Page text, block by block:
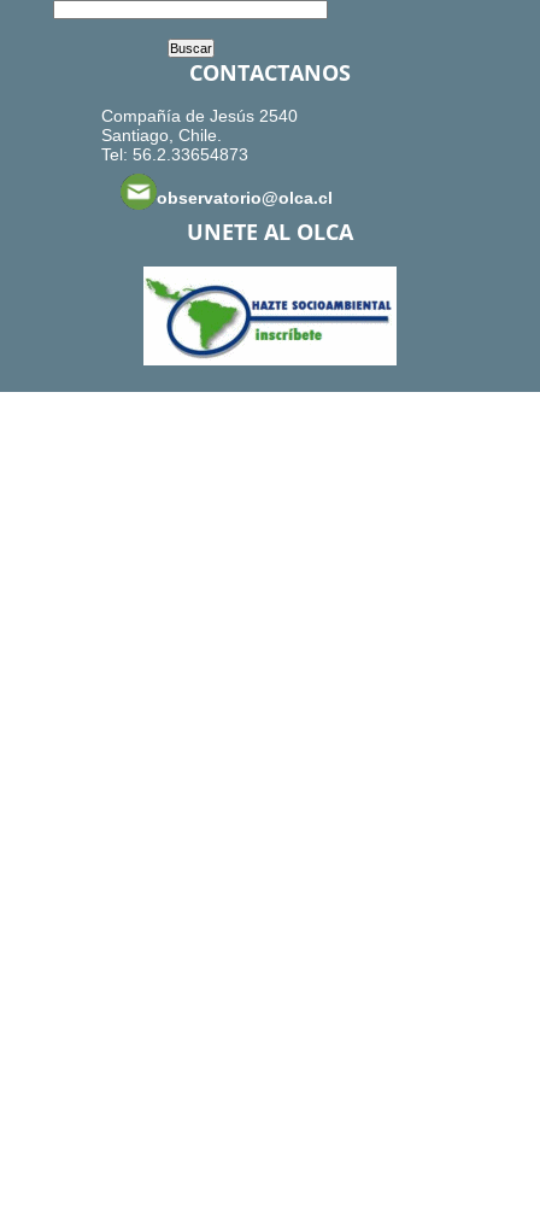
CONTACTANOS
Compañía de Jesús 2540
Santiago, Chile.
Tel: 56.2.33654873
observatorio@olca.cl
UNETE AL OLCA